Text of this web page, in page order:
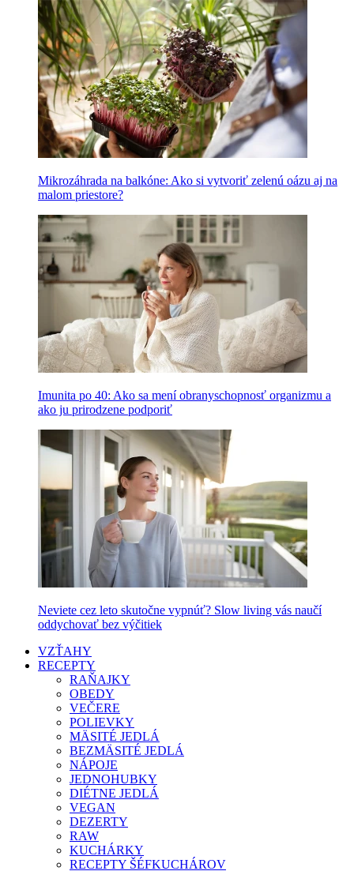
Mikrozáhrada na balkóne: Ako si vytvoriť zelenú oázu aj na
malom priestore?
Imunita po 40: Ako sa mení obranyschopnosť organizmu a
ako ju prirodzene podporiť
Neviete cez leto skutočne vypnúť? Slow living vás naučí
oddychovať bez výčitiek
VZŤAHY
RECEPTY
RAŇAJKY
OBEDY
VEČERE
POLIEVKY
MÄSITÉ JEDLÁ
BEZMÄSITÉ JEDLÁ
NÁPOJE
JEDNOHUBKY
DIÉTNE JEDLÁ
VEGAN
DEZERTY
RAW
KUCHÁRKY
RECEPTY ŠÉFKUCHÁROV